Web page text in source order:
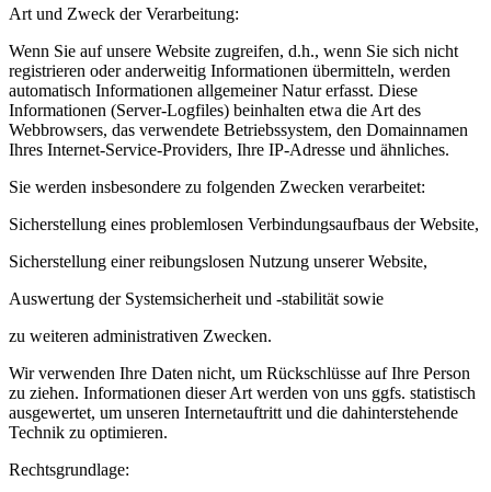
Art und Zweck der Verarbeitung:
Wenn Sie auf unsere Website zugreifen, d.h., wenn Sie sich nicht
registrieren oder anderweitig Informationen übermitteln, werden
automatisch Informationen allgemeiner Natur erfasst. Diese
Informationen (Server-Logfiles) beinhalten etwa die Art des
Webbrowsers, das verwendete Betriebssystem, den Domainnamen
Ihres Internet-Service-Providers, Ihre IP-Adresse und ähnliches.
Sie werden insbesondere zu folgenden Zwecken verarbeitet:
Sicherstellung eines problemlosen Verbindungsaufbaus der Website,
Sicherstellung einer reibungslosen Nutzung unserer Website,
Auswertung der Systemsicherheit und -stabilität sowie
zu weiteren administrativen Zwecken.
Wir verwenden Ihre Daten nicht, um Rückschlüsse auf Ihre Person
zu ziehen. Informationen dieser Art werden von uns ggfs. statistisch
ausgewertet, um unseren Internetauftritt und die dahinterstehende
Technik zu optimieren.
Rechtsgrundlage: